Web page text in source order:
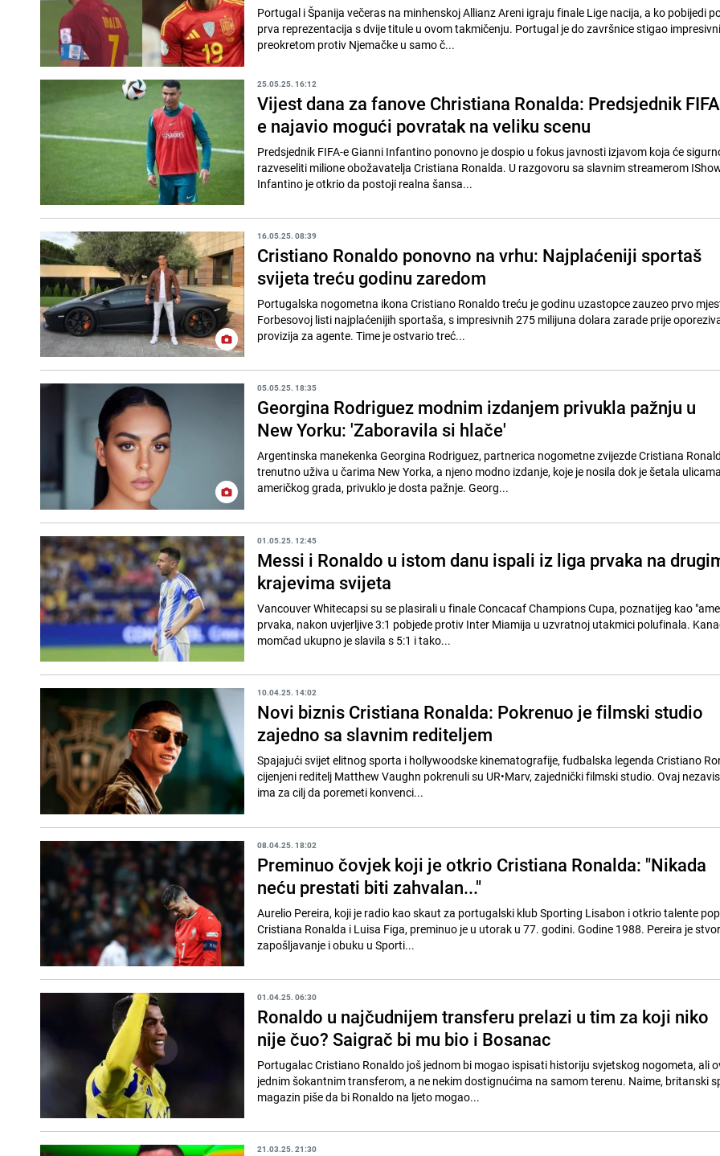
Portugal i Španija večeras na minhenskoj Allianz Areni igraju finale Lige nacija, a ko pobijedi
prva reprezentacija s dvije titule u ovom takmičenju. Portugal je do završnice stigao
preokretom protiv Njemačke u samo č...
25.05.25. 16:12
Vijest dana za fanove Christiana Ronalda: Predsjednik
e najavio mogući povratak na veliku scenu
Predsjednik FIFA-e Gianni Infantino ponovno je dospio u fokus javnosti izjavom koja će
razveseliti milione obožavatelja Cristiana Ronalda. U razgovoru sa slavnim streamerom
Infantino je otkrio da postoji realna šansa...
16.05.25. 08:39
Cristiano Ronaldo ponovno na vrhu: Najplaćeniji sportaš
svijeta treću godinu zaredom
Portugalska nogometna ikona Cristiano Ronaldo treću je godinu uzastopce zauzeo prvo
Forbesovoj listi najplaćenijih sportaša, s impresivnih 275 milijuna dolara zarade prije
provizija za agente. Time je ostvario treć...
05.05.25. 18:35
Georgina Rodriguez modnim izdanjem privukla pažnju u
New Yorku: 'Zaboravila si hlače'
Argentinska manekenka Georgina Rodriguez, partnerica nogometne zvijezde Cristiana
trenutno uživa u čarima New Yorka, a njeno modno izdanje, koje je nosila dok je šetala
američkog grada, privuklo je dosta pažnje. Georg...
01.05.25. 12:45
Messi i Ronaldo u istom danu ispali iz liga prvaka na
krajevima svijeta
Vancouver Whitecapsi su se plasirali u finale Concacaf Champions Cupa, poznatijeg kao
prvaka, nakon uvjerljive 3:1 pobjede protiv Inter Miamija u uzvratnoj utakmici polufinala.
momčad ukupno je slavila s 5:1 i tako...
10.04.25. 14:02
Novi biznis Cristiana Ronalda: Pokrenuo je filmski studio
zajedno sa slavnim rediteljem
Spajajući svijet elitnog sporta i hollywoodske kinematografije, fudbalska legenda Cristiano
cijenjeni reditelj Matthew Vaughn pokrenuli su UR•Marv, zajednički filmski studio. Ovaj
ima za cilj da poremeti konvenci...
08.04.25. 18:02
Preminuo čovjek koji je otkrio Cristiana Ronalda: "Nikada
neću prestati biti zahvalan..."
Aurelio Pereira, koji je radio kao skaut za portugalski klub Sporting Lisabon i otkrio talente
Cristiana Ronalda i Luisa Figa, preminuo je u utorak u 77. godini. Godine 1988. Pereira je
zapošljavanje i obuku u Sporti...
01.04.25. 06:30
Ronaldo u najčudnijem transferu prelazi u tim za koji niko
nije čuo? Saigrač bi mu bio i Bosanac
Portugalac Cristiano Ronaldo još jednom bi mogao ispisati historiju svjetskog nogometa, ali
jednim šokantnim transferom, a ne nekim dostignućima na samom terenu. Naime, britanski
magazin piše da bi Ronaldo na ljeto mogao...
21.03.25. 21:30